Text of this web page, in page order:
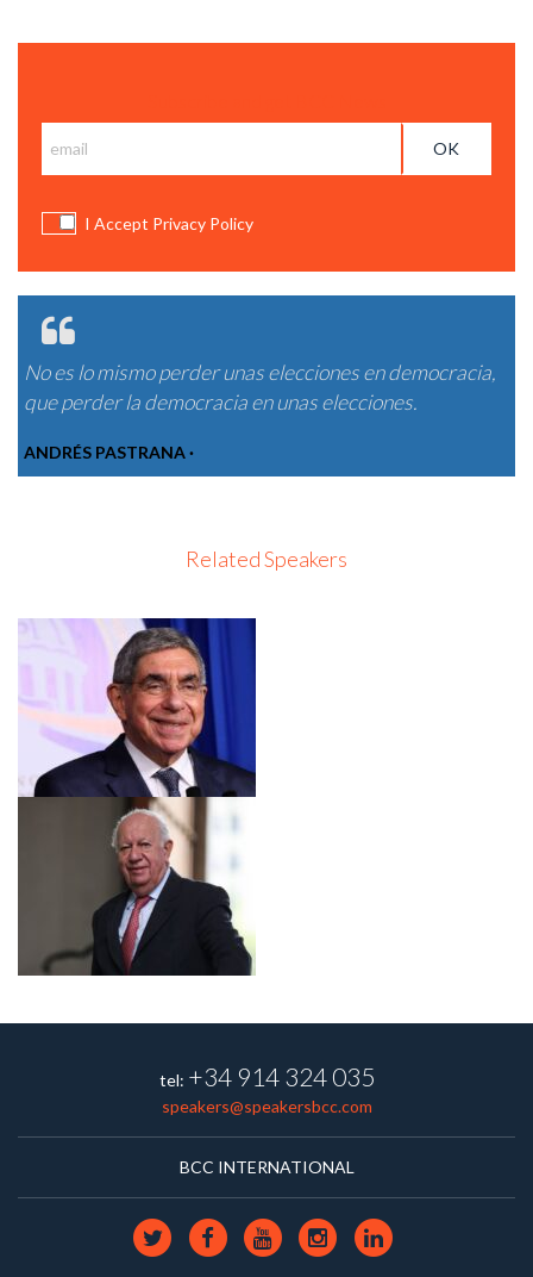
I Accept Privacy Policy
No es lo mismo perder unas elecciones en democracia,
que perder la democracia en unas elecciones.
ANDRÉS PASTRANA ·
Related Speakers
tel: +34 914 324 035
speakers@speakersbcc.com
BCC INTERNATIONAL